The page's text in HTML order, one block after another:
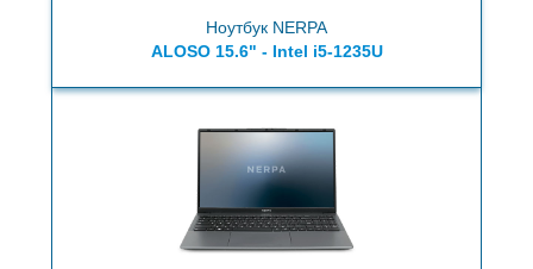
Ноутбук NERPA
ALOSO 15.6" - Intel i5-1235U